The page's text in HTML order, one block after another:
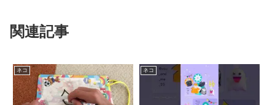
関連記事
ネコ ネコ